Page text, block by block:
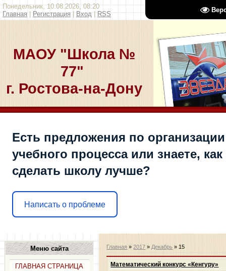
Понедельник, 10.08.2026, 08:20
Главная
Регистрация Вход RSS
МАОУ "Школа №
77"
г. Ростова-на-Дону
Есть предложения по организации
учебного процесса или знаете, как
сделать школу лучше?
Написать о проблеме
Меню сайта
ГЛАВНАЯ СТРАНИЦА
Главная »2017 » Декабрь » 15
Математический конкурс «Кенгуру»